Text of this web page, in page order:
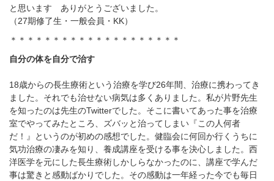
と思います ありがとうございました。
（27期修了生・一般会員・ KK）
＊＊＊＊＊＊＊＊＊＊＊＊＊＊＊＊＊＊＊＊
自分の体を自分で治す
18歳からの長生療術という治療を学び26年間、治療に携わってき
ました。それでも治せない病気は多くありました。私が片野先生
を知ったのは先生のTwitterでした。そこに書いてあった事を治療
室でやってみたところ、ズバッと治ってしまい『この人何者
だ！』というのが初めの感想でした。健臨会に何回か行くうちに
気功治療の凄みを知り、養成講座を受ける事を決心しました。西
洋医学を元にした長生療術しかしらなかったのに、講座で学んだ
事は驚きと感動ばかりでした。その感動は一年経った今でも毎日